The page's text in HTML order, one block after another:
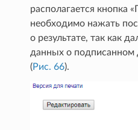
располагается кнопка
необходимо нажать
о результате, так как
данных о
(Рис. 66).